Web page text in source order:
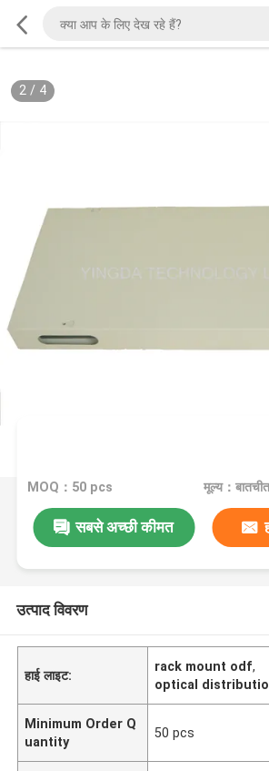
2/ 4
MOQ：50 pcs मूल्य：
सबसे अच्छी कीमत
उत्पाद विवरण
हाई लाइट:
rack mount odf,
optical
Minimum Order Q
uantity
50 pcs